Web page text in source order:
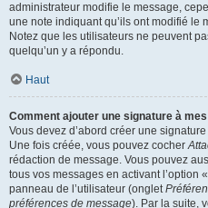
administrateur modifie le message,
une note indiquant qu’ils ont modifié le
Notez que les utilisateurs ne peuvent
quelqu’un y a répondu.
Haut
Comment ajouter une signature à
Vous devez d’abord créer une
Une fois créée, vous pouvez cocher
rédaction de message. Vous pouvez
tous vos messages en activant l’option
panneau de l’utilisateur (onglet
préférences de message). Par la suite,